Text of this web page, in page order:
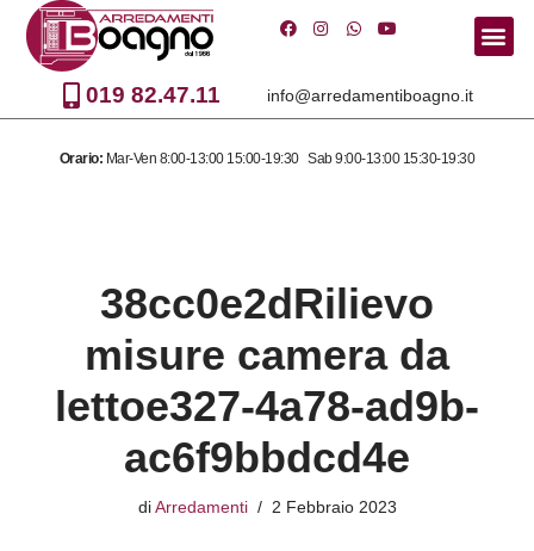
Vai
contenuto
019 82.47.11 info@arredamentiboagno.it
Orario: Mar-Ven 8:00-13:00 15:00-19:30 Sab 9:00-13:00 15:30-19:30
38cc0e2dRilievo
misure camera da
lettoe327-4a78-ad9b-
ac6f9bbdcd4e
di Arredamenti 2 Febbraio 2023